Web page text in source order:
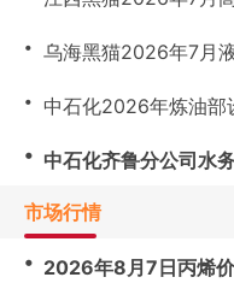
・ 乌海黑猫2026年7月
・ 中石化2026年炼油部
・ 中石化齐鲁分公司水
市场行情
・ 2026年8月7日丙烯